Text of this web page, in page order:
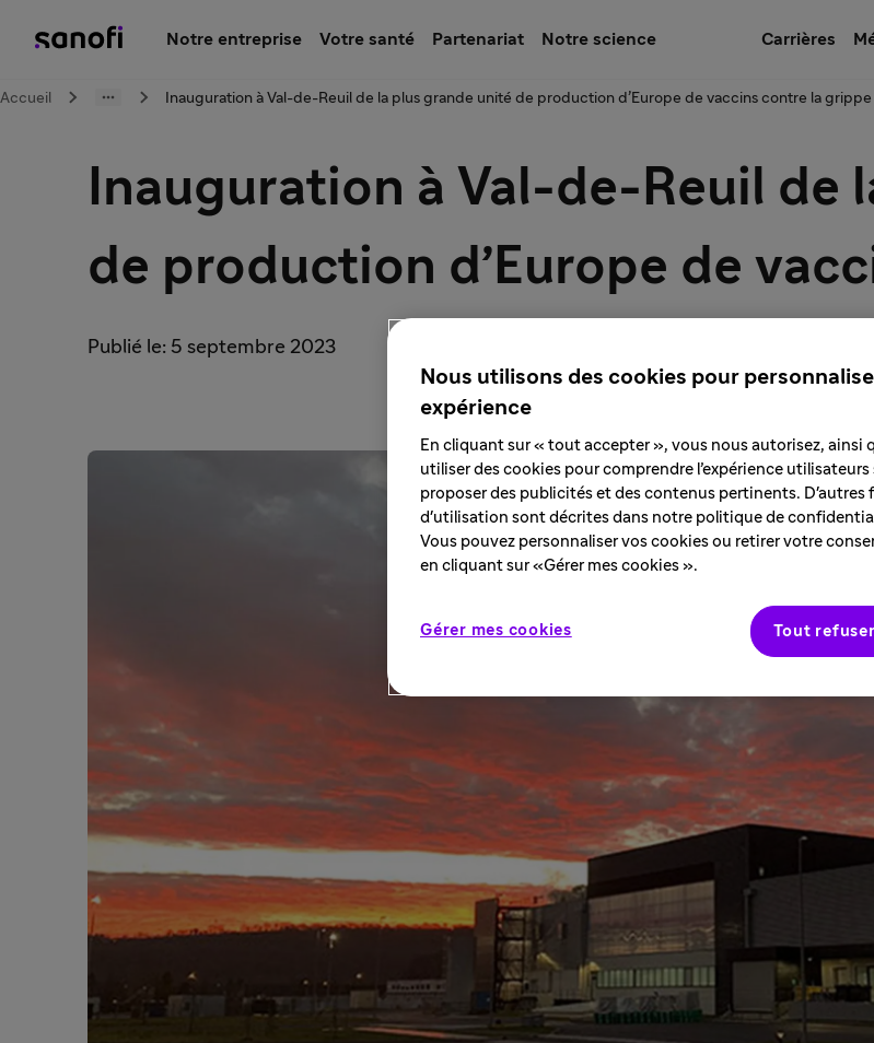
Notre entreprise Votre santé Partenariat Notre science Carrières
Accueil Inauguration à Val-de-Reuil de la plus grande unité de production d’Europe de vaccins contre la grippe
Inauguration à Val-de-Reuil de
de production d’Europe de
Publié le: 5 septembre 2023
Nous utilisons des cookies pour
expérience
En cliquant sur « tout accepter », vous nous autorisez, ainsi
utiliser des cookies pour comprendre l’expérience
proposer des publicités et des contenus pertinents.
d'utilisation sont décrites dans notre politique de
Vous pouvez personnaliser vos cookies ou retirer votre
en cliquant sur «Gérer mes cookies ».
Gérer mes cookies Tout refuser